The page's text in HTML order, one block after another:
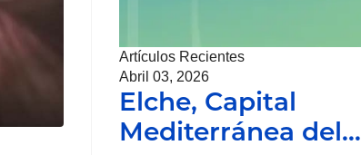
Artículos Recientes
Abril 03, 2026
Elche, Capital
Mediterránea del…